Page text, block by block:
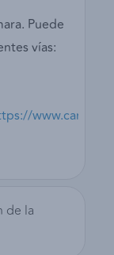
Puede
vías:
de la